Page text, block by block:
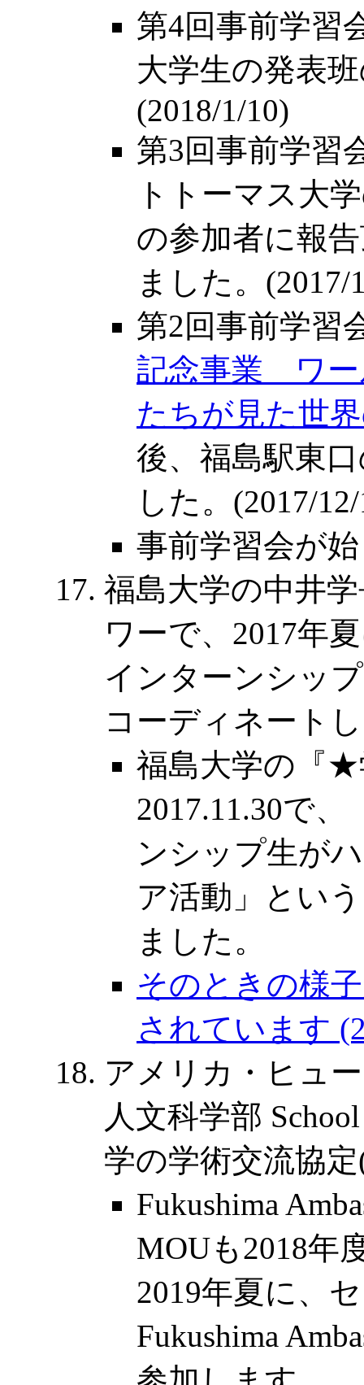
第4回事前学習
大学生の発表
(2018/1/10)
第3回事前学習
トトーマス大
の参加者に報
ました。(2017/
第2回事前学習
記念事業 ワー
たちが見た世
後、福島駅東
した。(2017/
事前学習会が
福島大学の中井
ワーで、2017年
インターンシッ
コーディネート
福島大学の『
2017.11.30で
ンシップ生が
ア活動」とい
ました。
そのときの様
されています
アメリカ・ヒュ
人文科学部
学の学術交流協
Fukushima
MOUも2018年
2019年夏に、
Fukushima